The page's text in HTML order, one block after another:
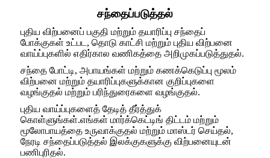
சந்தைப்படுத்தல்
புதிய விற்பனைப் பகுதி மற்றும் தயாரிப்பு சந்தைப்
போக்குகள் உட்பட, தொடு காட்சி மற்றும் புதிய விற்பனை
வாய்ப்புகளில் எதிர்கால வணிகத்தை அறிமுகப்படுத்துதல்.
சந்தை போட்டி, அபாயங்கள் மற்றும் கணக்கெடுப்பு மூலம்
விற்பனை மற்றும் தயாரிப்புகளுக்கான குறிப்புகளை
வழங்குதல் மற்றும் பரிந்துரைகளை வழங்குதல்.
புதிய வாய்ப்புகளைத் தேடித் தீர்த்துக்
கொள்ளுங்கள்.எங்கள் மார்க்கெட்டிங் திட்டம் மற்றும்
மூலோபாயத்தை உருவாக்குதல் மற்றும் மாஸ்டர் செய்தல்,
நேரடி சந்தைப்படுத்தல் இலக்குகளுக்கு விற்பனையுடன்
பணிபுரிதல்.